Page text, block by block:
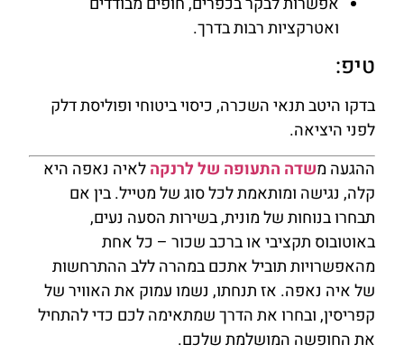
ואטרקציות רבות בדרך.
טיפ:
בדקו היטב תנאי השכרה, כיסוי ביטוחי ופוליסת דלק
לפני היציאה.
ההגעה משדה התעופה של לרנקהלאיה נאפה היא
קלה, נגישה ומותאמת לכל סוג של מטייל. בין אם
תבחרו בנוחות של מונית, בשירות הסעה נעים,
באוטובוס תקציבי או ברכב שכור – כל אחת
מהאפשרויות תוביל אתכם במהרה ללב ההתרחשות
של איה נאפה. אז תנחתו, נשמו עמוק את האוויר של
קפריסין, ובחרו את הדרך שמתאימה לכם כדי להתחיל
את החופשה המושלמת שלכם.